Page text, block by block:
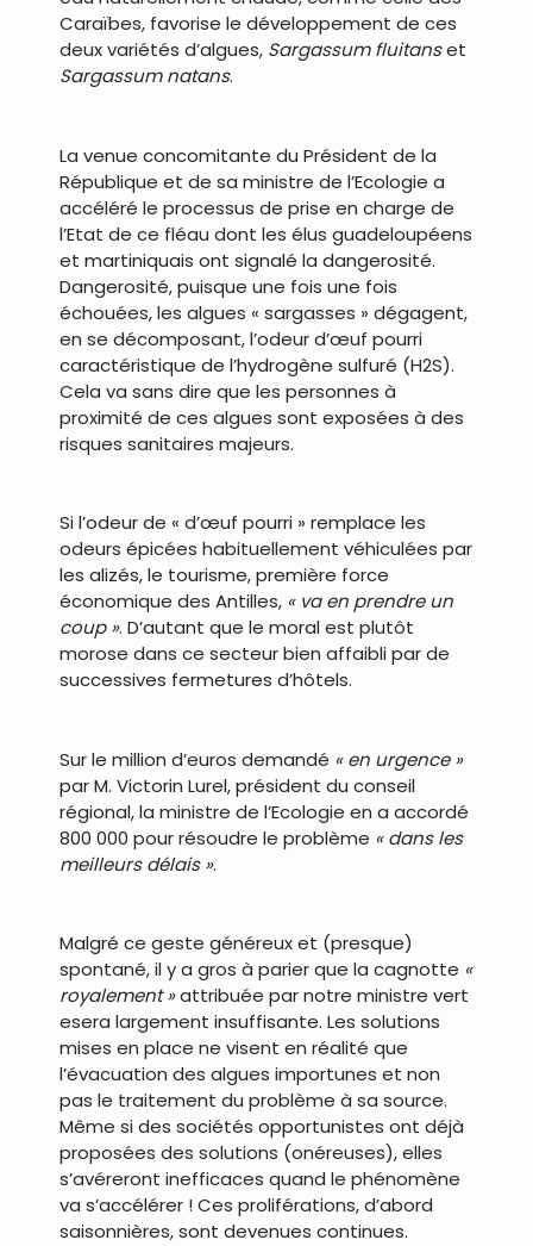
Caraïbes, favorise le développement de ces
deux variétés d’algues, Sargassum fluitanset
Sargassum natans.
La venue concomitante du Président de la
République et de sa ministre de l’Ecologie a
accéléré le processus de prise en charge de
l’Etat de ce fléau dont les élus guadeloupéens
et martiniquais ont signalé la dangerosité.
Dangerosité, puisque une fois une fois
échouées, les algues « sargasses » dégagent,
en se décomposant, l’odeur d’œuf pourri
caractéristique de l’hydrogène sulfuré (H2S).
Cela va sans dire que les personnes à
proximité de ces algues sont exposées à des
risques sanitaires majeurs.
Si l’odeur de « d’œuf pourri » remplace les
odeurs épicées habituellement véhiculées par
les alizés, le tourisme, première force
économique des Antilles, « va en prendre un
coup ». D’autant que le moral est plutôt
morose dans ce secteur bien affaibli par de
successives fermetures d’hôtels.
Sur le million d’euros demandé « en urgence »
par M. Victorin Lurel, président du conseil
régional, la ministre de l’Ecologie en a accordé
800 000 pour résoudre le problème « dans les
meilleurs délais ».
Malgré ce geste généreux et (presque)
spontané, il y a gros à parier que la cagnotte «
royalement »attribuée par notre ministre vert
esera largement insuffisante. Les solutions
mises en place ne visent en réalité que
l’évacuation des algues importunes et non
pas le traitement du problème à sa source.
Même si des sociétés opportunistes ont déjà
proposées des solutions (onéreuses), elles
s’avéreront inefficaces quand le phénomène
va s’accélérer ! Ces proliférations, d’abord
saisonnières, sont devenues continues.